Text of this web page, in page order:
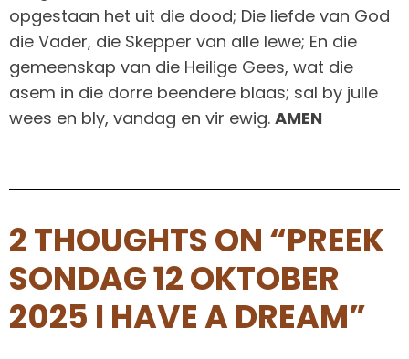
opgestaan het uit die dood; Die liefde van God
die Vader, die Skepper van alle lewe; En die
gemeenskap van die Heilige Gees, wat die
asem in die dorre beendere blaas; sal by julle
wees en bly, vandag en vir ewig. AMEN
2 THOUGHTS ON “PREEK
SONDAG 12 OKTOBER
2025 I HAVE A DREAM”